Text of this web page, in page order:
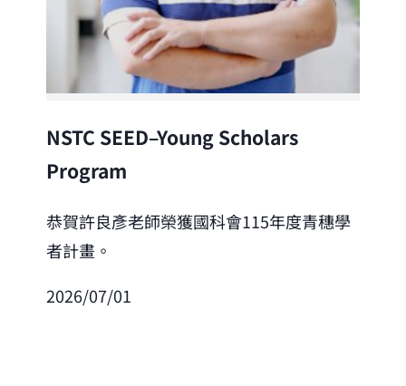
NSTC SEED–Young Scholars
Program
恭賀許良彥老師榮獲國科會115年度青穗學
者計畫。
2026/07/01